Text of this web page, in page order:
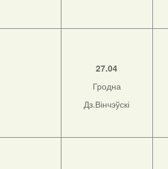
27.04
Гродна
Дз.Вінчэўскі